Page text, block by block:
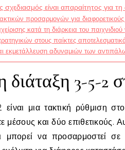
σχεδιασμός είναι απαραίτητος για
προσαρμογών για
κατά τη διάρκεια του
στους παίκτες
εκμετάλλευση αδυναμιών των
διάταξη 3-5-2
μια τακτική ρύθμιση
μέσους και δύο επιθετικούς.
μπορεί να προσαρμοστεί σε